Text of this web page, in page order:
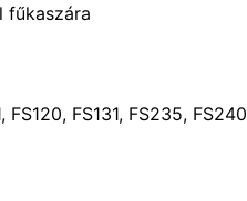
fűkaszára
FS120, FS131, FS235, FS240